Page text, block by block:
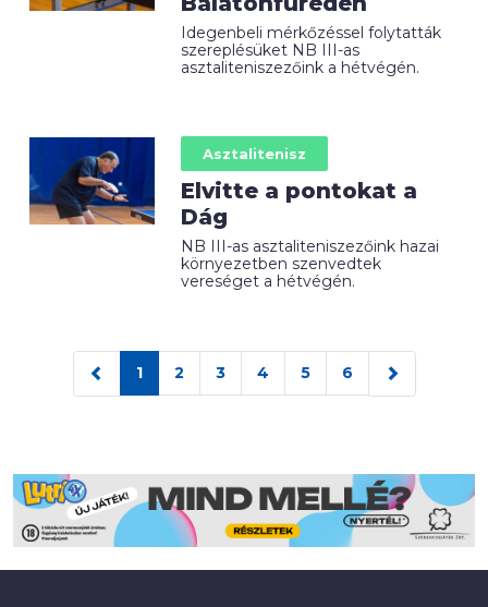
Idegenbeli mérkőzéssel folytatták
szereplésüket NB III-as
asztaliteniszezőink a hétvégén.
Asztalitenisz
Elvitte a pontokat a
Dág
NB III-as asztaliteniszezőink hazai
környezetben szenvedtek
vereséget a hétvégén.
1 2 3 4 5 6